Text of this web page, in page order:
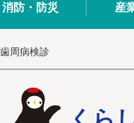
消防・防災 産
周病検診